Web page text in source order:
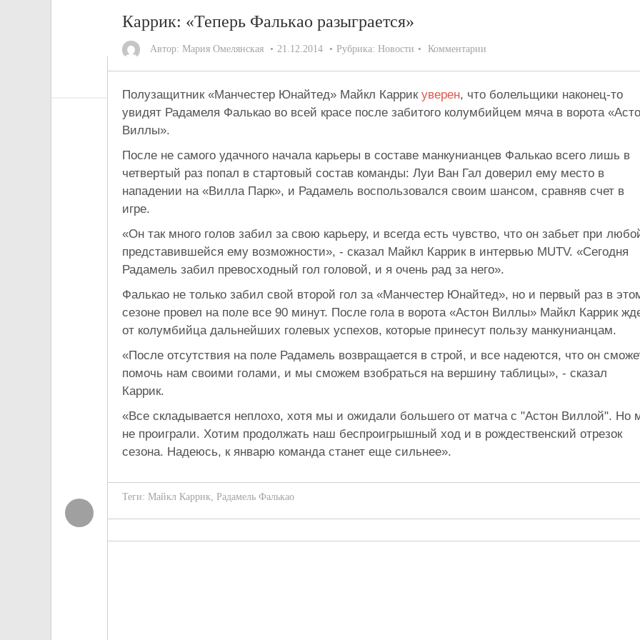
Каррик: «Теперь Фалькао разыграется»
Автор: Мария Омелянская 21.12.2014 Рубрика: Новости Комментарии
Полузащитник «Манчестер Юнайтед» Майкл Каррик уверен, что болельщики наконец-то
увидят Радамеля Фалькао во всей красе после забитого колумбийцем мяча в ворота
Виллы».
После не самого удачного начала карьеры в составе манкунианцев Фалькао всего лишь в
четвертый раз попал в стартовый состав команды: Луи Ван Гал доверил ему место в
нападении на «Вилла Парк», и Радамель воспользовался своим шансом, сравняв счет в
игре.
«Он так много голов забил за свою карьеру, и всегда есть чувство, что он забьет при
представившейся ему возможности», - сказал Майкл Каррик в интервью MUTV. «Сегодня
Радамель забил превосходный гол головой, и я очень рад за него».
Фалькао не только забил свой второй гол за «Манчестер Юнайтед», но и первый раз в
сезоне провел на поле все 90 минут. После гола в ворота «Астон Виллы» Майкл Каррик
от колумбийца дальнейших голевых успехов, которые принесут пользу манкунианцам.
«После отсутствия на поле Радамель возвращается в строй, и все надеются, что он
помочь нам своими голами, и мы сможем взобраться на вершину таблицы», - сказал
Каррик.
«Все складывается неплохо, хотя мы и ожидали большего от матча с "Астон Виллой". Но
не проиграли. Хотим продолжать наш беспроигрышный ход и в рождественский отрезок
сезона. Надеюсь, к январю команда станет еще сильнее».
Теги: Майкл Каррик, Радамель Фалькао